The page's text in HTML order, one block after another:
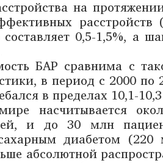
на
расстройств
0,5-1,5%, а
БАР сравнима с
в период с 2000 по
в пределах 10,1-
насчитывается
и до 30 млн
диабетом
абсолютной